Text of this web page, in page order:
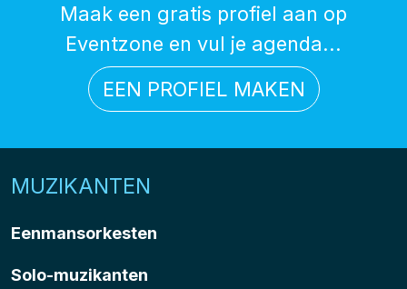
Maak een gratis profiel aan op
Eventzone en vul je agenda...
EEN PROFIEL MAKEN
MUZIKANTEN
Eenmansorkesten
Solo-muzikanten